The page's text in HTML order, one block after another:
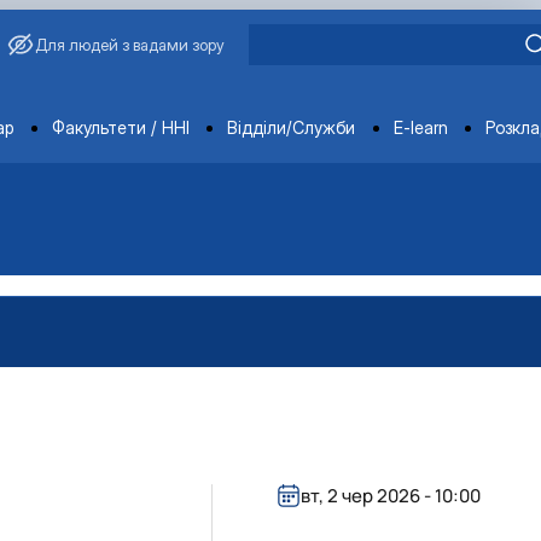
Для людей з вадами зору
Факультети / ННІ Відділи/Служби E-learn
вт, 2 чер 2026 - 10:00